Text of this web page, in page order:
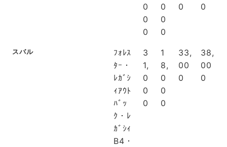
0
0
0
0
0
0
0
0
スバル
ﾌｫﾚｽ
ﾀｰ・
ﾚｶﾞｼ
ｨｱｳﾄ
ﾊﾞｯ
ｸ・ﾚ
ｶﾞｼｨ
B4・
3
1,
0
0
0
1
8,
0
0
0
33,
00
0
38,
00
0